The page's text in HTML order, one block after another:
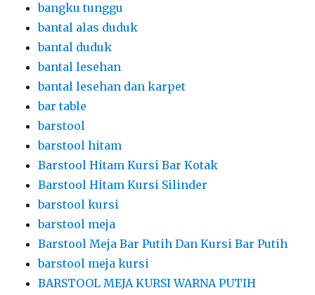
bangku tunggu
bantal alas duduk
bantal duduk
bantal lesehan
bantal lesehan dan karpet
bar table
barstool
barstool hitam
Barstool Hitam Kursi Bar Kotak
Barstool Hitam Kursi Silinder
barstool kursi
barstool meja
Barstool Meja Bar Putih Dan Kursi Bar Putih
barstool meja kursi
BARSTOOL MEJA KURSI WARNA PUTIH